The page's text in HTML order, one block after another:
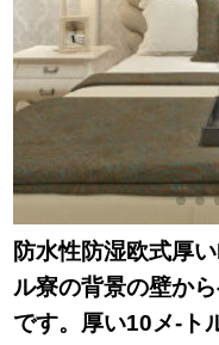
防水性防湿欧式厚
ル寮の背景の壁か
です。厚い10メ-ト